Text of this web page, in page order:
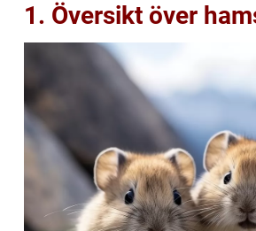
1. Översikt över